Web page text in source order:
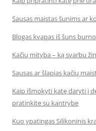
Sausas maistas šunims ar
Blogas kvapas iš šuns
Kačių mityba – ką svarbu
Sausas ar šlapias kačių
Kaip išmokyti katę daryti į
pratinkite su kantrybe
Kuo ypatingas Silikoninis